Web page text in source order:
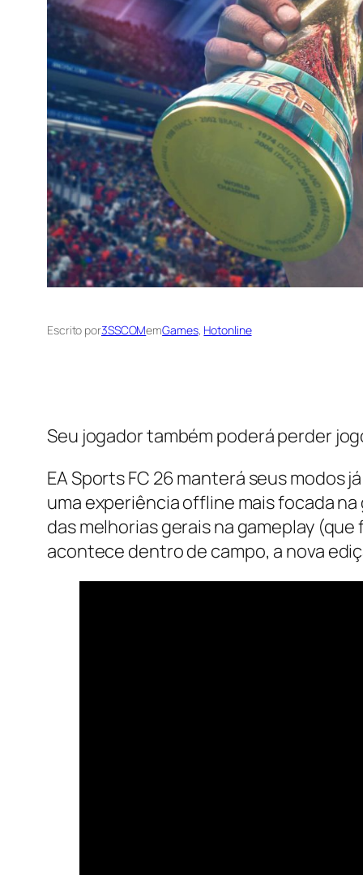
Escrito por3SSCOMemGames, Hotonline
Seu jogador também poderá perder
EA Sports FC 26 manterá seus
uma experiência offline mais focada
das melhorias gerais na gameplay
acontece dentro de campo, a nova